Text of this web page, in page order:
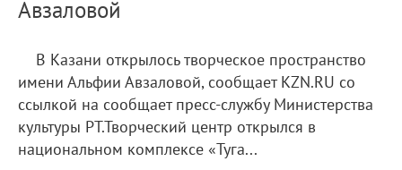
Авзаловой
В Казани открылось творческое пространство
имени Альфии Авзаловой, сообщает KZN.RU со
ссылкой на сообщает пресс-службу Министерства
культуры РТ.Творческий центр открылся в
национальном комплексе «Туга...